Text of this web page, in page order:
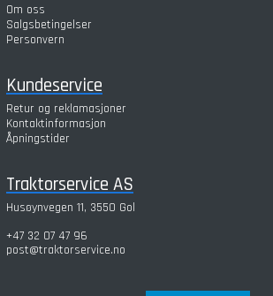
Om oss
Salgsbetingelser
Personvern
Kundeservice
Retur og reklamasjoner
Kontaktinformasjon
Åpningstider
Traktorservice AS
Husøynvegen 11, 3550 Gol
+47 32 07 47 96
post@traktorservice.no